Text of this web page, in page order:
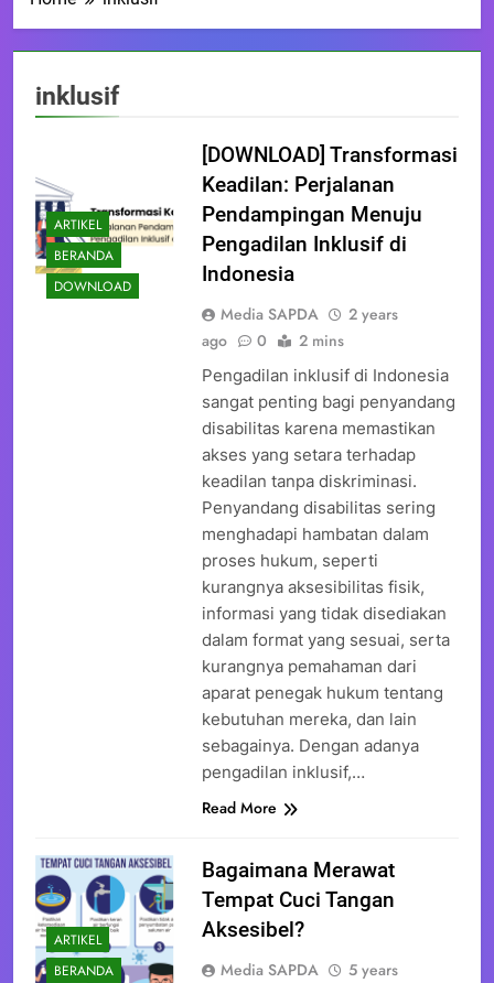
inklusif
ARTIKEL
BERANDA
DOWNLOAD
[DOWNLOAD] Transformasi
Keadilan: Perjalanan
Pendampingan Menuju
Pengadilan Inklusif di
Indonesia
Media SAPDA
2 years
ago
0 2 mins
Pengadilan inklusif di Indonesia
sangat penting bagi penyandang
disabilitas karena memastikan
akses yang setara terhadap
keadilan tanpa diskriminasi.
Penyandang disabilitas sering
menghadapi hambatan dalam
proses hukum, seperti
kurangnya aksesibilitas fisik,
informasi yang tidak disediakan
dalam format yang sesuai, serta
kurangnya pemahaman dari
aparat penegak hukum tentang
kebutuhan mereka, dan lain
sebagainya. Dengan adanya
pengadilan inklusif,…
Read More
ARTIKEL
BERANDA
Bagaimana Merawat
Tempat Cuci Tangan
Aksesibel?
Media SAPDA
5 years